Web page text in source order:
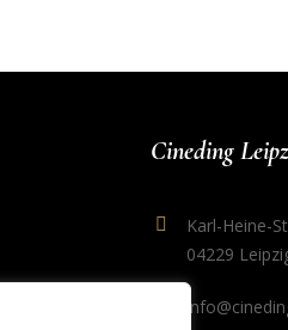
Cineding
Karl-Heine-
04229